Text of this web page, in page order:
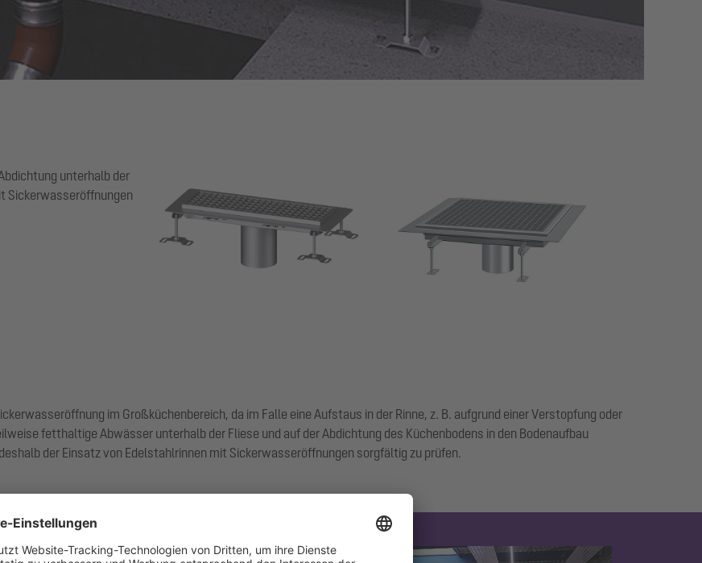
unterhalb der
Sickerwasseröffnungen
im Großküchenbereich, da im Falle eine Aufstaus in der Rinne, z. B. aufgrund einer Verstopfung oder
fetthaltige Abwässer unterhalb der Fliese und auf der Abdichtung des Küchenbodens in den Bodenaufbau
der Einsatz von Edelstahlrinnen mit Sickerwasseröffnungen sorgfältig zu prüfen.